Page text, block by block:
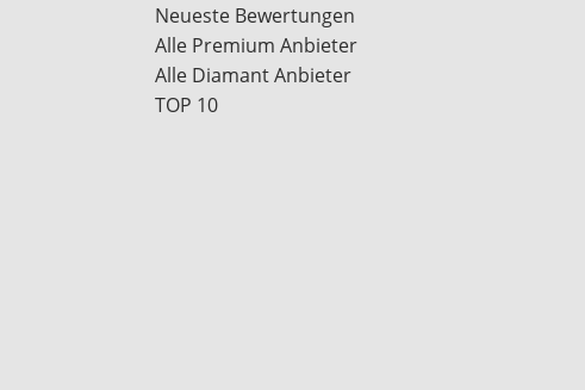
Neueste Bewertungen
Alle Premium Anbieter
Alle Diamant Anbieter
TOP 10